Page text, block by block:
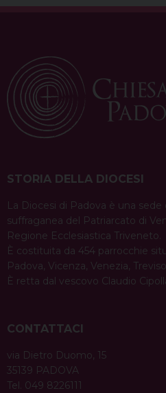
STORIA DELLA DIOCESI
La Diocesi di Padova è una
suffraganea del Patriarcato di
Regione Ecclesiastica Triveneto.
È costituita da 454 parrocchie
Padova, Vicenza, Venezia,
È retta dal vescovo Claudio
CONTATTACI
via Dietro Duomo, 15
35139 PADOVA
Tel. 049 8226111